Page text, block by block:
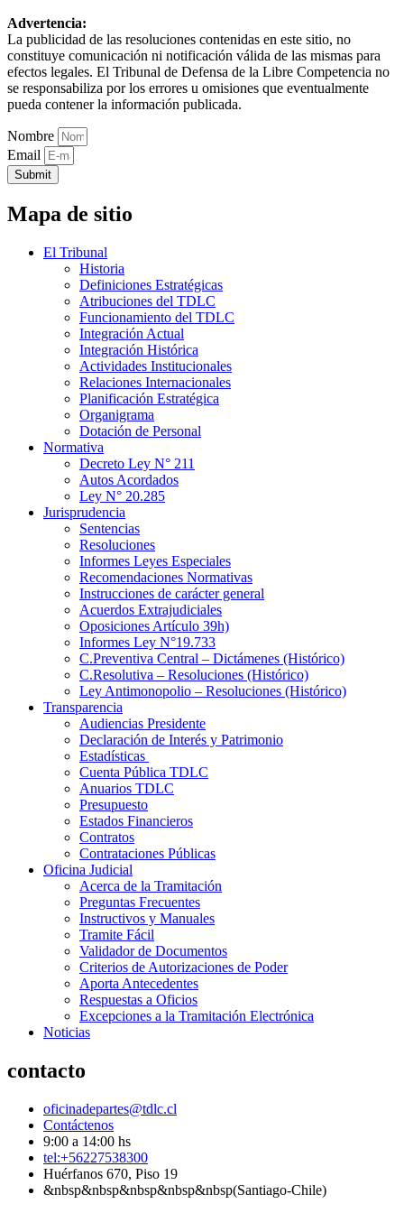
Advertencia:
La publicidad de las resoluciones contenidas en este sitio, no
constituye comunicación ni notificación válida de las mismas para
efectos legales. El Tribunal de Defensa de la Libre Competencia no
se responsabiliza por los errores u omisiones que eventualmente
pueda contener la información publicada.
Nombre
Email
Submit
Mapa de sitio
El Tribunal
Historia
Definiciones Estratégicas
Atribuciones del TDLC
Funcionamiento del TDLC
Integración Actual
Integración Histórica
Actividades Institucionales
Relaciones Internacionales
Planificación Estratégica
Organigrama
Dotación de Personal
Normativa
Decreto Ley N° 211
Autos Acordados
Ley N° 20.285
Jurisprudencia
Sentencias
Resoluciones
Informes Leyes Especiales
Recomendaciones Normativas
Instrucciones de carácter general
Acuerdos Extrajudiciales
Oposiciones Artículo 39h)
Informes Ley N°19.733
C.Preventiva Central – Dictámenes (Histórico)
C.Resolutiva – Resoluciones (Histórico)
Ley Antimonopolio – Resoluciones (Histórico)
Transparencia
Audiencias Presidente
Declaración de Interés y Patrimonio
Estadísticas
Cuenta Pública TDLC
Anuarios TDLC
Presupuesto
Estados Financieros
Contratos
Contrataciones Públicas
Oficina Judicial
Acerca de la Tramitación
Preguntas Frecuentes
Instructivos y Manuales
Tramite Fácil
Validador de Documentos
Criterios de Autorizaciones de Poder
Aporta Antecedentes
Respuestas a Oficios
Excepciones a la Tramitación Electrónica
Noticias
contacto
oficinadepartes@tdlc.cl
Contáctenos
9:00 a 14:00 hs
tel:+56227538300
Huérfanos 670, Piso 19
&nbsp&nbsp&nbsp&nbsp&nbsp(Santiago-Chile)